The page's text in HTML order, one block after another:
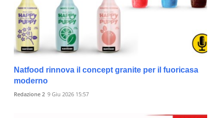
Natfood rinnova il concept granite per il fuoricasa
moderno
Redazione 2 9 Giu 2026 15:57